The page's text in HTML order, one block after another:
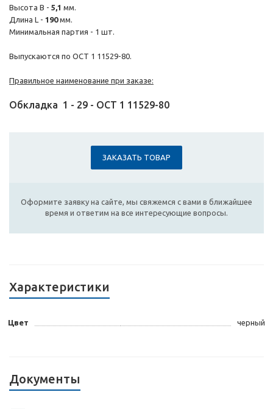
Высота B - 5,1 мм.
Длина L - 190мм.
Минимальная партия - 1 шт.
Выпускаются по ОСТ 1 11529-80.
Правильное наименование при заказе:
Обкладка 1 - 29 - ОСТ 1 11529-80
ЗАКАЗАТЬ ТОВАР
Оформите заявку на сайте, мы свяжемся с вами в ближайшее
время и ответим на все интересующие вопросы.
Характеристики
Цвет черный
Документы